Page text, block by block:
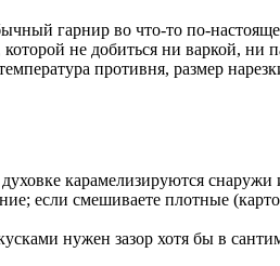
гарнир во что-то по-
которой не добиться ни
противня, размер
карамелизируются снаружи
если смешиваете плотные
нужен зазор хотя бы в